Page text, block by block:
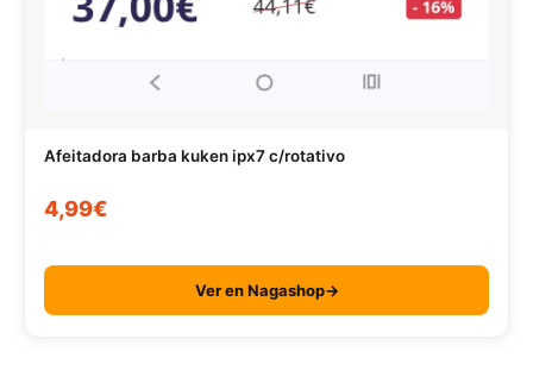
Afeitadora barba kuken ipx7 c/rotativo
4,99€
Ver en Nagashop→